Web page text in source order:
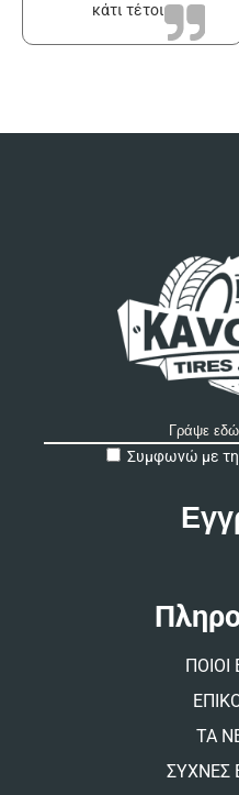
κάτι τέτοιο
Συμφωνώ με τη
ΤΑ
ΣΥΧΝΕΣ